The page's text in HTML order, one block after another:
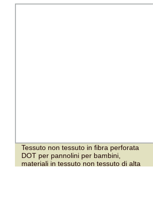
Tessuto non tessuto in fibra perforata
DOT per pannolini per bambini,
materiali in tessuto non tessuto di alta